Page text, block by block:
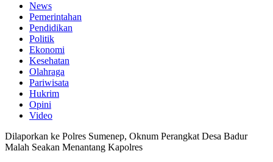
News
Pemerintahan
Pendidikan
Politik
Ekonomi
Kesehatan
Olahraga
Pariwisata
Hukrim
Opini
Video
Dilaporkan ke Polres Sumenep, Oknum Perangkat Desa Badur
Malah Seakan Menantang Kapolres